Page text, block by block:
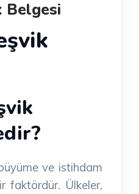
Belgesi
ve istihdam
faktördür. Ülkeler,